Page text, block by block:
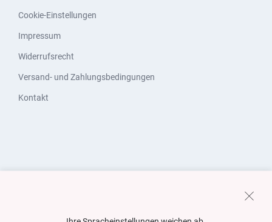
Cookie-Einstellungen
Impressum
Widerrufsrecht
Versand- und Zahlungsbedingungen
Kontakt